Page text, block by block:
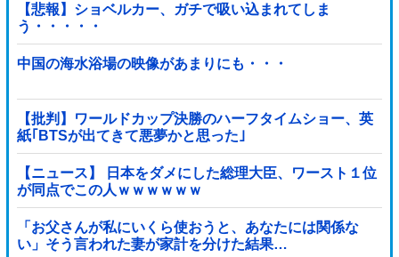
【悲報】ショベルカー、ガチで吸い込まれてしま
う・・・・・
中国の海水浴場の映像があまりにも・・・
【批判】ワールドカップ決勝のハーフタイムショー、英
紙｢BTSが出てきて悪夢かと思った｣
【ニュース】 日本をダメにした総理大臣、ワースト１位
が同点でこの人ｗｗｗｗｗｗ
「お父さんが私にいくら使おうと、あなたには関係な
い」そう言われた妻が家計を分けた結果…